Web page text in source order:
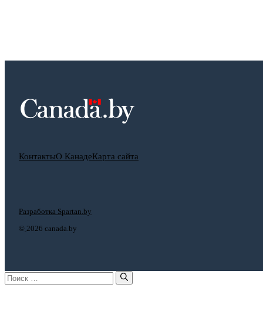
КонтактыО КанадеКарта сайта
© 2026 canada.by
Разработка Spartan.by
Поиск: